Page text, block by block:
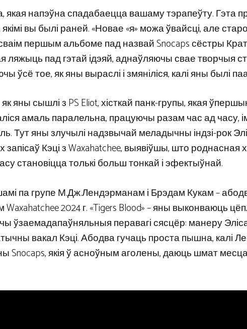
напэўна спадабаецца вашаму тэрапеўту. Гэта
вы былі раней. «Новае «я» можа ўвайсці, але
першым альбоме пад назвай Snocaps сёстры
ляжыць пад гэтай ідэяй, аднаўляючы свае творчыя
тое, як яны выраслі і змяніліся, калі яны былі
яны сышлі з PS Eliot, хісткай панк-групы, якая
амаль паралельна, працуючы разам час ад часу,
Тут яны злучылі надзвычай меладычны індзі-рок
Кэці з Waxahatchee, выявіўшы, што роднасная
становіцца толькі больш тонкай і эфектыўнай.
па групе М.Дж.Лендэрманам і Брэдам Кукам –
2024 г. «Tigers Blood» – яны выконваюць
ўзаемадапаўняльныя перавагі сясцёр: манеру
вакал Кэці. Абодва гучаць проста пышна, калі
Snocaps, якія ў асноўным аголены, даюць шмат